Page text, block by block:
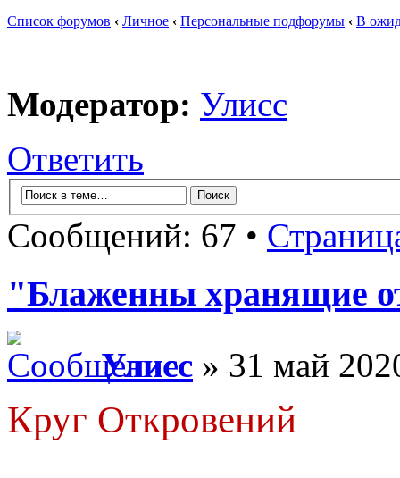
Список форумов ‹ Личное ‹ Персональные подфорумы ‹ В
Модератор: Улисс
Ответить
Сообщений: 67 •
"Блаженны хранящие
Улисс » 31 май
Круг Откровений